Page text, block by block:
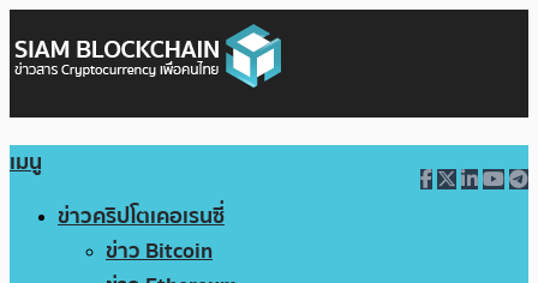
เมนู
ข่าวคริปโตเคอเรนซี่
ข่าว Bitcoin